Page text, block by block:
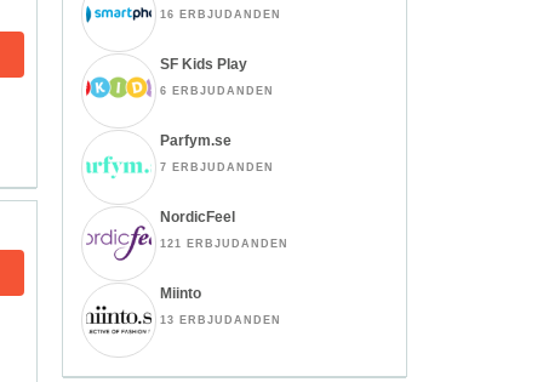
16 ERBJUDANDEN
SF Kids Play
6 ERBJUDANDEN
Parfym.se
7 ERBJUDANDEN
NordicFeel
121 ERBJUDANDEN
Miinto
13 ERBJUDANDEN